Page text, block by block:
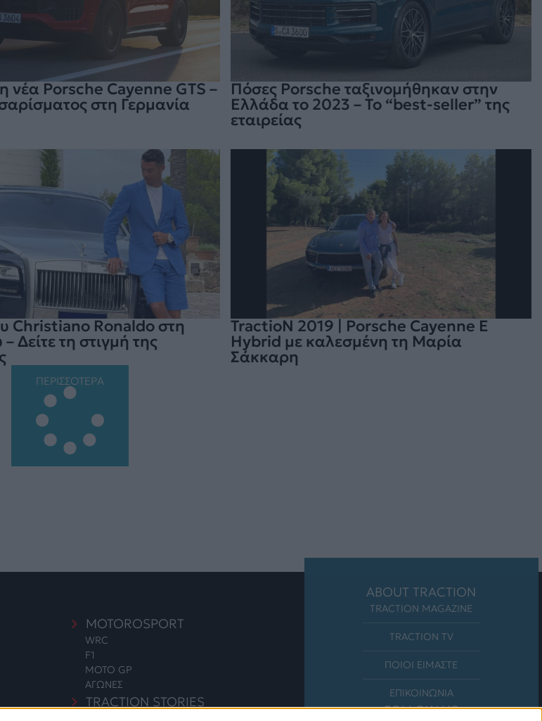
νέα Porsche Cayenne GTS –
στη Γερμανία
Πόσες Porsche ταξινομήθηκαν στην
Ελλάδα το 2023 – Το “best-seller” της
εταιρείας
Christiano Ronaldo στη
Δείτε τη στιγμή της
TractioN 2019 | Porsche Cayenne E
Hybrid με καλεσμένη τη Μαρία
Σάκκαρη
ΠΕΡΙΣΣΟΤΕΡΑ
MOTOROSPORT
WRC
F1
MOTO GP
ΑΓΩΝΕΣ
TRACTION STORIES
ABOUT TRACTION
TRACTION MAGAZINE
TRACTION TV
ΠΟΙΟΙ ΕΙΜΑΣΤΕ
ΕΠΙΚΟΙΝΩΝΙΑ
FOLLOW US